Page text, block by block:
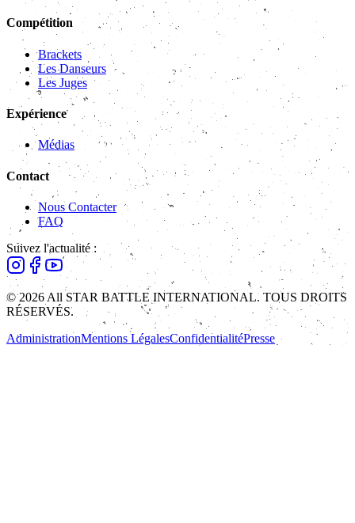
Compétition
Brackets
Les Danseurs
Les Juges
Expérience
Médias
Contact
Nous Contacter
FAQ
Suivez l'actualité :
© 2026 All STAR BATTLE INTERNATIONAL. TOUS DROITS
RÉSERVÉS.
AdministrationMentions LégalesConfidentialitéPresse